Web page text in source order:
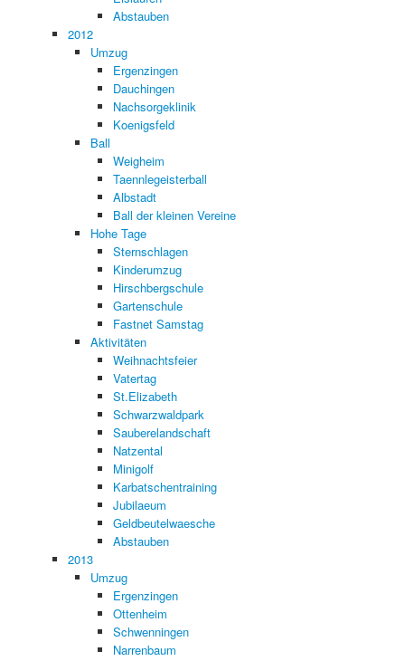
Abstauben
2012
Umzug
Ergenzingen
Dauchingen
Nachsorgeklinik
Koenigsfeld
Ball
Weigheim
Taennlegeisterball
Albstadt
Ball der kleinen Vereine
Hohe Tage
Sternschlagen
Kinderumzug
Hirschbergschule
Gartenschule
Fastnet Samstag
Aktivitäten
Weihnachtsfeier
Vatertag
St.Elizabeth
Schwarzwaldpark
Sauberelandschaft
Natzental
Minigolf
Karbatschentraining
Jubilaeum
Geldbeutelwaesche
Abstauben
2013
Umzug
Ergenzingen
Ottenheim
Schwenningen
Narrenbaum